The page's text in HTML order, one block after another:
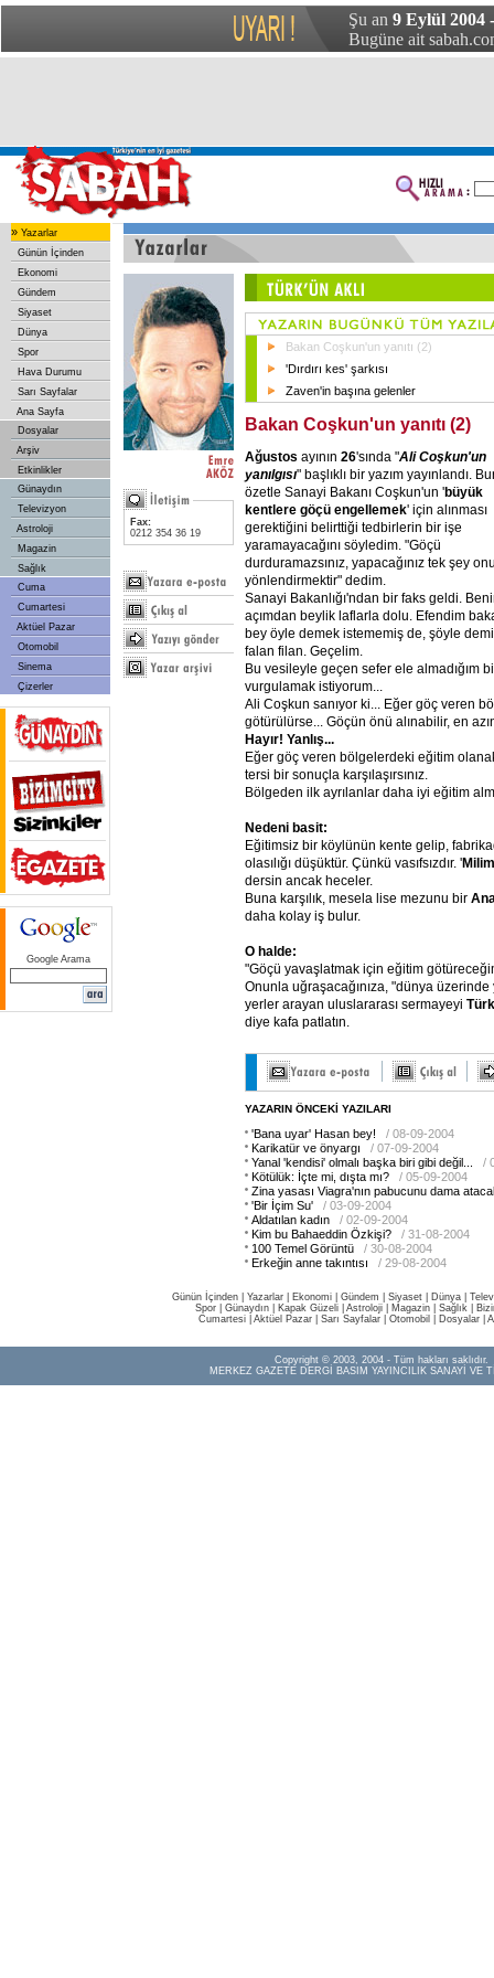
Şu an 9 Eylül 2004
Bugüne ait
» Yazarlar
Günün İçinden
Ekonomi
Gündem
Siyaset
Dünya
Spor
Hava Durumu
Sarı Sayfalar
Ana Sayfa
Dosyalar
Arşiv
Etkinlikler
Günaydın
Televizyon
Astroloji
Magazin
Sağlık
Cuma
Cumartesi
Aktüel Pazar
Otomobil
Sinema
Çizerler
Google Arama
Fax:
0212 354 36 19
Bakan Coşkun'un yanıtı (2)
'Dırdırı kes' şarkısı
Zaven'in başına gelenler
Bakan Coşkun'un yanıtı (2)
Ağustos ayının 26'sında "Ali Coşkun'un
yanılgısı" başlıklı bir yazım yayınlandı.
özetle Sanayi Bakanı Coşkun'un 'büyük
kentlere göçü engellemek' için alınması
gerektiğini belirttiği tedbirlerin bir işe
yaramayacağını söyledim. "Göçü
durduramazsınız, yapacağınız tek şey
yönlendirmektir" dedim.
Sanayi Bakanlığı'ndan bir faks geldi.
açımdan beylik laflarla dolu. Efendim
bey öyle demek istememiş de, şöyle
falan filan. Geçelim.
Bu vesileyle geçen sefer ele almadığım
vurgulamak istiyorum...
Ali Coşkun sanıyor ki... Eğer göç veren
götürülürse... Göçün önü alınabilir, en
Hayır! Yanlış...
Eğer göç veren bölgelerdeki eğitim
tersi bir sonuçla karşılaşırsınız.
Bölgeden ilk ayrılanlar daha iyi eğitim
Nedeni basit:
Eğitimsiz bir köylünün kente gelip,
olasılığı düşüktür. Çünkü vasıfsızdır. 'Milim
dersin ancak heceler.
Buna karşılık, mesela lise mezunu bir
daha kolay iş bulur.
O halde:
"Göçü yavaşlatmak için eğitim
Onunla uğraşacağınıza, "dünya üzerinde
yerler arayan uluslararası sermayeyi
diye kafa patlatın.
YAZARIN ÖNCEKİ YAZILARI
'Bana uyar' Hasan bey!
/ 08-09-2004
Karikatür ve önyargı
/ 07-09-2004
Yanal 'kendisi' olmalı başka biri gibi değil...
/
Kötülük: İçte mi, dışta mı?
/ 05-09-2004
Zina yasası Viagra'nın pabucunu dama
'Bir İçim Su'
/ 03-09-2004
Aldatılan kadın
/ 02-09-2004
Kim bu Bahaeddin Özkişi?
/ 31-08-2004
100 Temel Görüntü
/ 30-08-2004
Erkeğin anne takıntısı
/ 29-08-2004
Günün İçinden Yazarlar Ekonomi Gündem Siyaset Dünya |
Spor
Günaydın Kapak Güzeli Astroloji Magazin Sağlık
Cumartesi| Aktüel Pazar| Sarı Sayfalar| Otomobil Dosyalar|
Copyright © 2003, 2004 - Tüm hakları saklıdır.
MERKEZ GAZETE DERGİ BASIM YAYINCILIK SANAYİ VE